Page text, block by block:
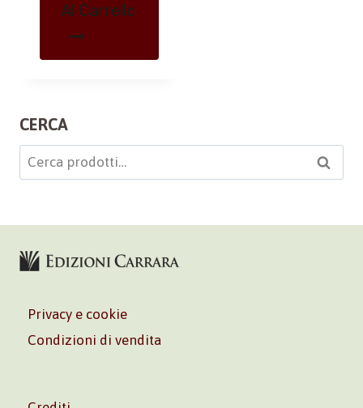
Al Carrello
CERCA
Cerca: Cerca
Privacy e cookie
Condizioni di vendita